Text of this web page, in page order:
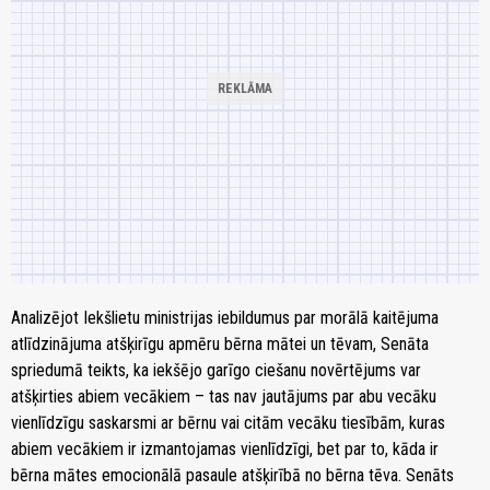
Analizējot Iekšlietu ministrijas iebildumus par morālā kaitējuma
atlīdzinājuma atšķirīgu apmēru bērna mātei un tēvam, Senāta
spriedumā teikts, ka iekšējo garīgo ciešanu novērtējums var
atšķirties abiem vecākiem – tas nav jautājums par abu vecāku
vienlīdzīgu saskarsmi ar bērnu vai citām vecāku tiesībām, kuras
abiem vecākiem ir izmantojamas vienlīdzīgi, bet par to, kāda ir
bērna mātes emocionālā pasaule atšķirībā no bērna tēva. Senāts